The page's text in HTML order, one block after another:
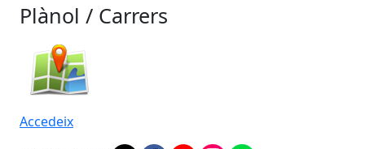
Plànol / Carrers
Accedeix